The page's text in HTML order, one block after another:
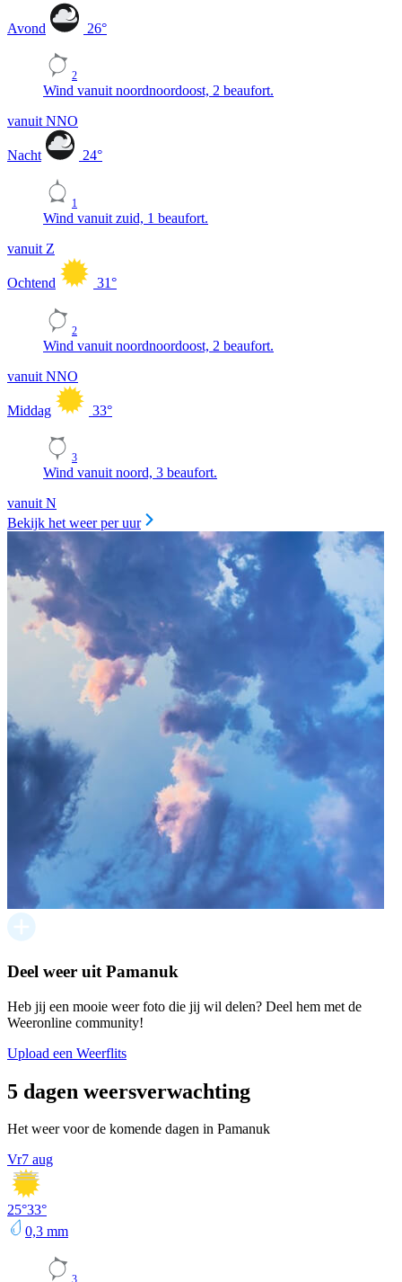
Avond 26°
2
Wind vanuit noordnoordoost, 2 beaufort.
vanuit NNO
Nacht 24°
1
Wind vanuit zuid, 1 beaufort.
vanuit Z
Ochtend 31°
2
Wind vanuit noordnoordoost, 2 beaufort.
vanuit NNO
Middag 33°
3
Wind vanuit noord, 3 beaufort.
vanuit N
Bekijk het weer per uur
Deel weer uit Pamanuk
Heb jij een mooie weer foto die jij wil delen? Deel hem met de
Weeronline community!
Upload een Weerflits
5 dagen weersverwachting
Het weer voor de komende dagen in Pamanuk
Vr7 aug
25°33°
0,3 mm
3